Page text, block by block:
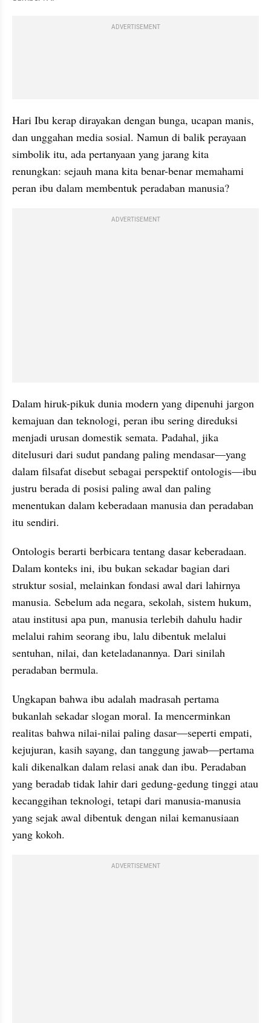
ADVERTISEMENT
Hari Ibu kerap dirayakan dengan bunga, ucapan manis,
dan unggahan media sosial. Namun di balik perayaan
simbolik itu, ada pertanyaan yang jarang kita
renungkan: sejauh mana kita benar-benar memahami
peran ibu dalam membentuk peradaban manusia?
ADVERTISEMENT
Dalam hiruk-pikuk dunia modern yang dipenuhi jargon
kemajuan dan teknologi, peran ibu sering direduksi
menjadi urusan domestik semata. Padahal, jika
ditelusuri dari sudut pandang paling mendasar—yang
dalam filsafat disebut sebagai perspektif ontologis—ibu
justru berada di posisi paling awal dan paling
menentukan dalam keberadaan manusia dan peradaban
itu sendiri.
Ontologis berarti berbicara tentang dasar keberadaan.
Dalam konteks ini, ibu bukan sekadar bagian dari
struktur sosial, melainkan fondasi awal dari lahirnya
manusia. Sebelum ada negara, sekolah, sistem hukum,
atau institusi apa pun, manusia terlebih dahulu hadir
melalui rahim seorang ibu, lalu dibentuk melalui
sentuhan, nilai, dan keteladanannya. Dari sinilah
peradaban bermula.
Ungkapan bahwa ibu adalah madrasah pertama
bukanlah sekadar slogan moral. Ia mencerminkan
realitas bahwa nilai-nilai paling dasar—seperti empati,
kejujuran, kasih sayang, dan tanggung jawab—pertama
kali dikenalkan dalam relasi anak dan ibu. Peradaban
yang beradab tidak lahir dari gedung-gedung tinggi atau
kecanggihan teknologi, tetapi dari manusia-manusia
yang sejak awal dibentuk dengan nilai kemanusiaan
yang kokoh.
ADVERTISEMENT